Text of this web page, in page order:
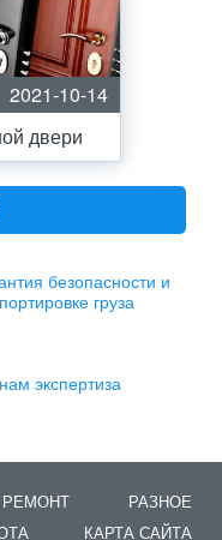
2021-10-14
двери
безопасности и
груза
экспертиза
РАЗНОЕ
КАРТА САЙТА